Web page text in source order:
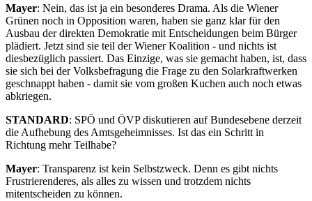
Mayer: Nein, das ist ja ein besonderes Drama. Als die Wiener
Grünen noch in Opposition waren, haben sie ganz klar für den
Ausbau der direkten Demokratie mit Entscheidungen beim Bürger
plädiert. Jetzt sind sie teil der Wiener Koalition - und nichts ist
diesbezüglich passiert. Das Einzige, was sie gemacht haben, ist, dass
sie sich bei der Volksbefragung die Frage zu den Solarkraftwerken
geschnappt haben - damit sie vom großen Kuchen auch noch etwas
abkriegen.
STANDARD: SPÖ und ÖVP diskutieren auf Bundesebene derzeit
die Aufhebung des Amtsgeheimnisses. Ist das ein Schritt in
Richtung mehr Teilhabe?
Mayer: Transparenz ist kein Selbstzweck. Denn es gibt nichts
Frustrierenderes, als alles zu wissen und trotzdem nichts
mitentscheiden zu können.